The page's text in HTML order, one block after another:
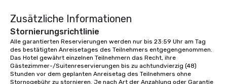
Zusätzliche Informationen
Stornierungsrichtlinie
Alle garantierten Reservierungen werden nur bis 23:59 Uhr am Tag
des bestätigten Anreisetages des Teilnehmers entgegengenommen.
Das Hotel gewährt einzelnen Teilnehmern das Recht, ihre
Gästezimmer-/Suitenreservierungen bis zu achtundvierzig (48)
Stunden vor dem geplanten Anreisetag des Teilnehmers ohne
Stornogebühr zu stornieren. Je nach Art der Anzahlung oder Garantie